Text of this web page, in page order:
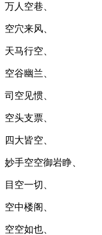
万人空巷、
空穴来风、
天马行空、
空谷幽兰、
司空见惯、
空头支票、
四大皆空、
妙手空空御岩睁、
目空一切、
空中楼阁、
空空如也、